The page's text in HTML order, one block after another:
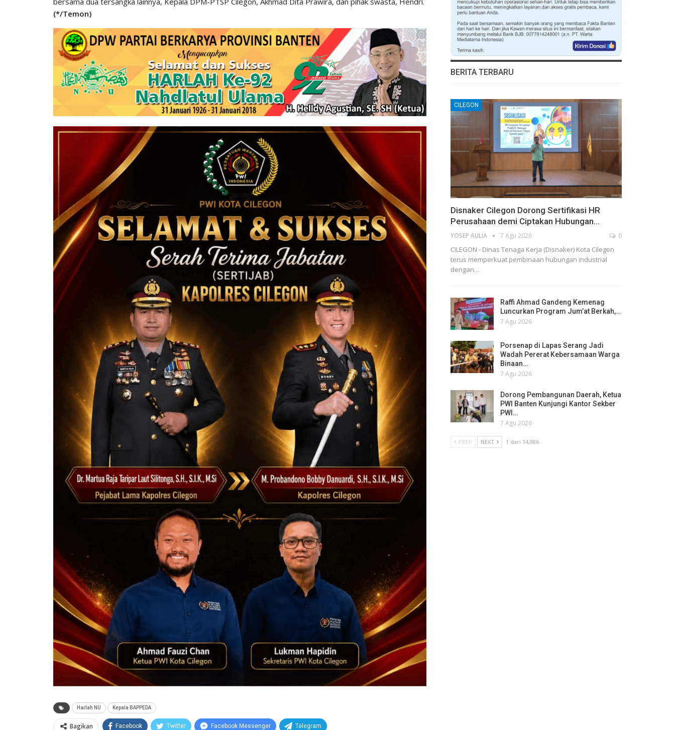
(*/Temon)
Harlah NU Kepala BAPPEDA
Bagikan Facebook Twitter Facebook Messenger Telegram
BERITA TERBARU
CILEGON
Disnaker Cilegon Dorong Sertifikasi HR
Perusahaan demi Ciptakan Hubungan…
YOSEP AULIA 7 Agu 2026 0
CILEGON - Dinas Tenaga Kerja (Disnaker) Kota Cilegon
terus memperkuat pembinaan hubungan industrial
dengan…
Raffi Ahmad Gandeng Kemenag
Luncurkan Program Jum’at Berkah,…
7 Agu 2026
Porsenap di Lapas Serang Jadi
Wadah Pererat Kebersamaan Warga
Binaan…
7 Agu 2026
Dorong Pembangunan Daerah, Ketua
PWI Banten Kunjungi Kantor Sekber
PWI…
7 Agu 2026
PREV NEXT 1 dari 14,986